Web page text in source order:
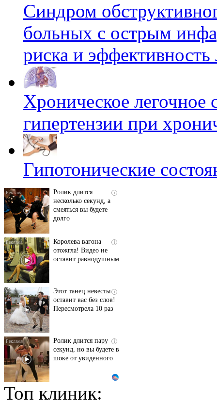
Синдром
больных с острым
риска и эффективность
Хроническое легочное
гипертензии при
Гипотонические
Скрытая камера на
пляже Крыма: Что
их не видят...
i
Ролик длится
несколько секунд, а
смеяться вы будете
долго
i
Королева вагона
отожгла! Видео не
оставит равнодушным
i
Этот танец невесты
оставит вас без слов!
Пересмотрела 10 раз
i
Ролик длится пару
секунд, но вы будете в
шоке от увиденного
Ролик из Омска: вы
будете смеяться долго
Топ клиник: